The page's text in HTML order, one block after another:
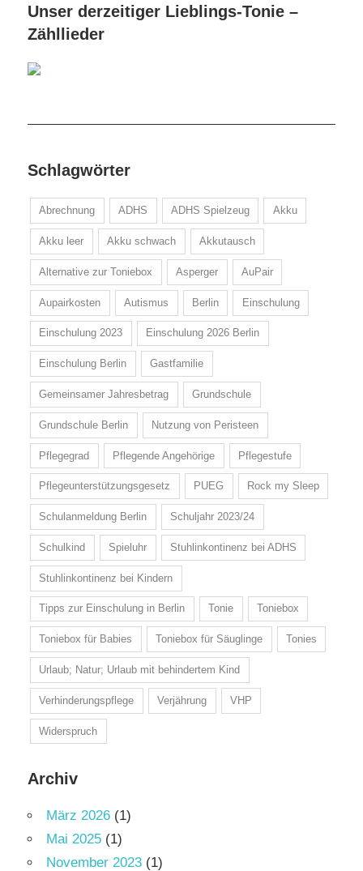
Unser derzeitiger Lieblings-Tonie –
Zähllieder
Schlagwörter
Abrechnung ADHS ADHS Spielzeug Akku
Akku leer Akku schwach Akkutausch
Alternative zur Toniebox Asperger AuPair
Aupairkosten Autismus Berlin Einschulung
Einschulung 2023 Einschulung 2026 Berlin
Einschulung Berlin Gastfamilie
Gemeinsamer Jahresbetrag Grundschule
Grundschule Berlin Nutzung von Peristeen
Pflegegrad Pflegende Angehörige Pflegestufe
Pflegeunterstützungsgesetz PUEG Rock my Sleep
Schulanmeldung Berlin Schuljahr 2023/24
Schulkind Spieluhr Stuhlinkontinenz bei ADHS
Stuhlinkontinenz bei Kindern
Tipps zur Einschulung in Berlin Tonie Toniebox
Toniebox für Babies Toniebox für Säuglinge Tonies
Urlaub; Natur; Urlaub mit behindertem Kind
Verhinderungspflege Verjährung VHP
Widerspruch
Archiv
März 2026 (1)
Mai 2025 (1)
November 2023 (1)